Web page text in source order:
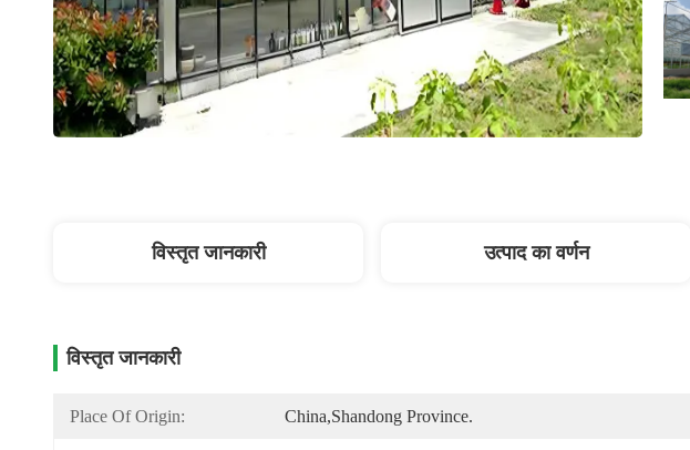
विस्तृत जानकारी उत्पाद का वर्णन
विस्तृत जानकारी
Place Of Origin: China,Shandong Province.